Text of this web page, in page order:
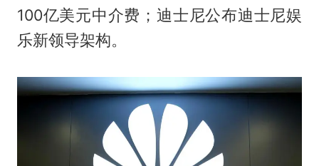
100亿美元中介费；迪士尼公布迪士尼娱
乐新领导架构。